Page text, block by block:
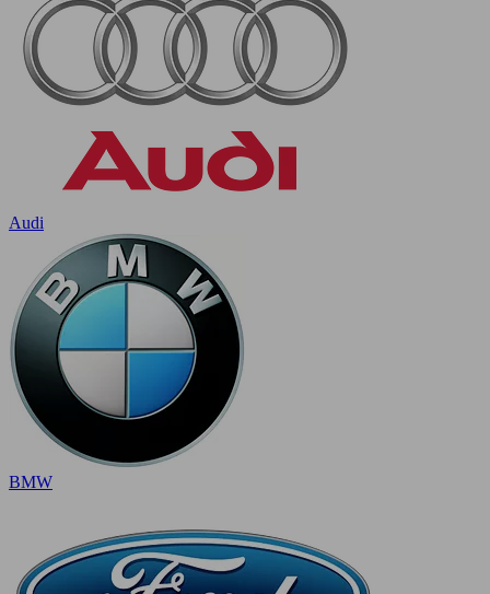
Audi
BMW